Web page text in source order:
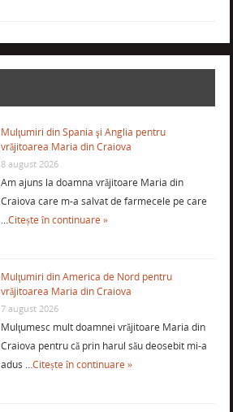
Mulţumiri din Spania şi Anglia pentru
vrăjitoarea Maria din Craiova
8 august 2026
Am ajuns la doamna vrăjitoare Maria din
Craiova care m-a salvat de farmecele pe care
…Citește în continuare »
Mulţumiri din America de Nord pentru
vrăjitoarea Maria din Craiova
7 august 2026
Mulţumesc mult doamnei vrăjitoare Maria din
Craiova pentru că prin harul său deosebit mi-a
adus …Citește în continuare »